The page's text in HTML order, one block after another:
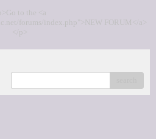
to the <a
forums/index.php">NEW FORUM</a>
</p>